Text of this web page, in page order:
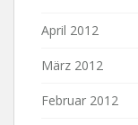
April 2012
März 2012
Februar 2012